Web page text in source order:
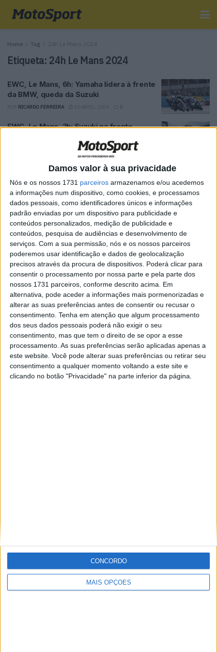
Damos valor à sua privacidade
Nós e os nossos 1731 parceiros armazenamos e/ou acedemos
a informações num dispositivo, como cookies, e processamos
dados pessoais, como identificadores únicos e informações
padrão enviadas por um dispositivo para publicidade e
conteúdos personalizados, medição de publicidade e
conteúdos, pesquisa de audiências e desenvolvimento de
serviços. Com a sua permissão, nós e os nossos parceiros
poderemos usar identificação e dados de geolocalização
precisos através da procura de dispositivos. Poderá clicar para
consentir o processamento por nossa parte e pela parte dos
nossos 1731 parceiros, conforme descrito acima. Em
alternativa, pode aceder a informações mais pormenorizadas e
alterar as suas preferências antes de consentir ou recusar o
consentimento. Tenha em atenção que algum processamento
dos seus dados pessoais poderá não exigir o seu
consentimento, mas que tem o direito de se opor a esse
processamento. As suas preferências serão aplicadas apenas a
este website. Você pode alterar suas preferências ou retirar seu
consentimento a qualquer momento voltando a este site e
clicando no botão "Privacidade" na parte inferior da página.
MAIS OPÇÕES
CONCORDO
Home Tag 24h Le Mans 2024
Etiqueta: 24h Le Mans 2024
EWC, Le Mans, 6h: Yamaha lidera à frente
da BMW, queda da Suzuki
RICARDO FERREIRA 0
EWC, Le Mans, 2h: Suzuki na frente,
20 ABRIL, 2024 0
Tendências Comentários Novidades
MotoGP- Reviravolta com Oliveira na Honda
8 SETEMBRO, 2025
MotoGP: Reviravolta? Miguel Oliveira pode
ter vaga em 2026
28 AGOSTO, 2025
MotoGP: Paolo Campinoti (Pramac) faz
revelações ‘desconfortáveis’ sobre Marc
Márquez
16 OUTUBRO, 2025
MotoGP: Toprak Razgatlioglu ‘muito
superior’ a Miguel Oliveira
29 DEZEMBRO, 2025
Estatuto editorial
Termos e condições
Como anunciar